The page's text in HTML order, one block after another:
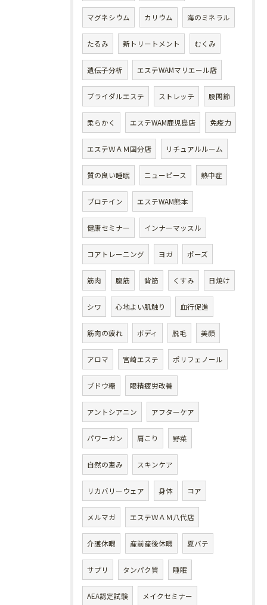
マグネシウム カリウム 海のミネラル
たるみ 新トリートメント むくみ
遺伝子分析 エステWAMマリエール店
ブライダルエステ ストレッチ 股関節
柔らかく エステWAM鹿児島店 免疫力
エステＷＡＭ国分店 リチュアルルーム
質の良い睡眠 ニューピース 熱中症
プロテイン エステWAM熊本
健康セミナー インナーマッスル
コアトレーニング ヨガ ポーズ
筋肉 腹筋 背筋 くすみ 日焼け
シワ 心地よい肌触り 血行促進
筋肉の疲れ ボディ 脱毛 美顔
アロマ 宮崎エステ ポリフェノール
ブドウ糖 眼精疲労改善
アントシアニン アフターケア
パワーガン 肩こり 野菜
自然の恵み スキンケア
リカバリーウェア 身体 コア
メルマガ エステＷＡＭ八代店
介護休暇 産前産後休暇 夏バテ
サプリ タンパク質 睡眠
AEA認定試験 メイクセミナー